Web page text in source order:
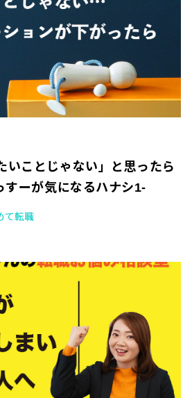
いことじゃない」と思ったら
すーが気になるハナシ1-
て転職